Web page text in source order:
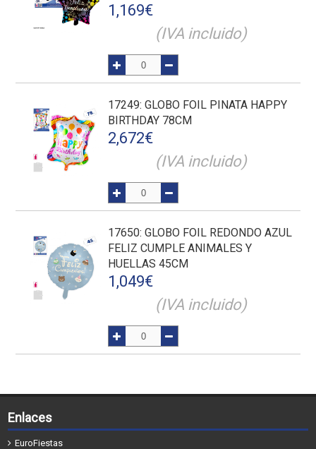
1,169€
(IVA incluido)
17249: GLOBO FOIL PINATA HAPPY
BIRTHDAY 78CM
2,672€
(IVA incluido)
17650: GLOBO FOIL REDONDO AZUL
FELIZ CUMPLE ANIMALES Y
HUELLAS 45CM
1,049€
(IVA incluido)
Enlaces
EuroFiestas